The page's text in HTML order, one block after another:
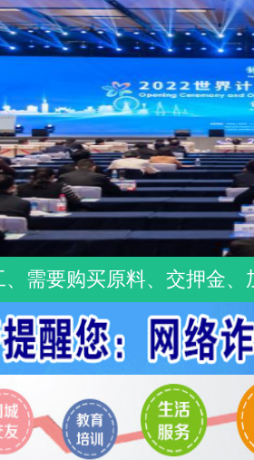
需要购买原料、交押金